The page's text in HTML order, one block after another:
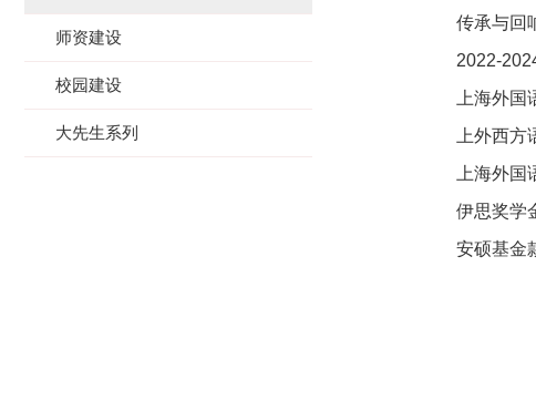
师资建设
校园建设
大先生系列
传承与回
2022-
上海外
上外西方
上海外
伊思奖学
安硕基金